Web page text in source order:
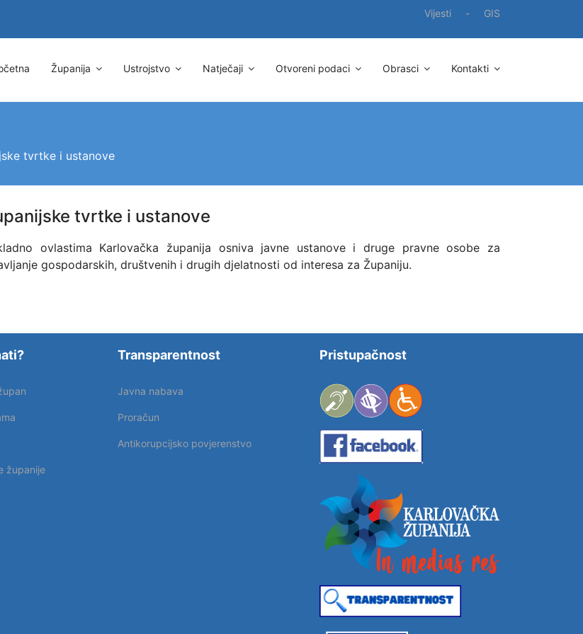
Vijesti - GIS
Županija Ustrojstvo Natječaji Otvoreni podaci Obrasci Kontakti
tvrtke i ustanove
tvrtke i ustanove
ovlastima Karlovačka županija osniva javne ustanove i druge pravne osobe za
gospodarskih, društvenih i drugih djelatnosti od interesa za Županiju.
županije
Transparentnost
Javna nabava
Proračun
Antikorupcijsko povjerenstvo
Pristupačnost